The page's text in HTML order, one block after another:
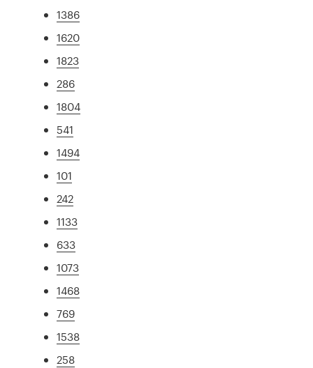
1386
1620
1823
286
1804
541
1494
101
242
1133
633
1073
1468
769
1538
258